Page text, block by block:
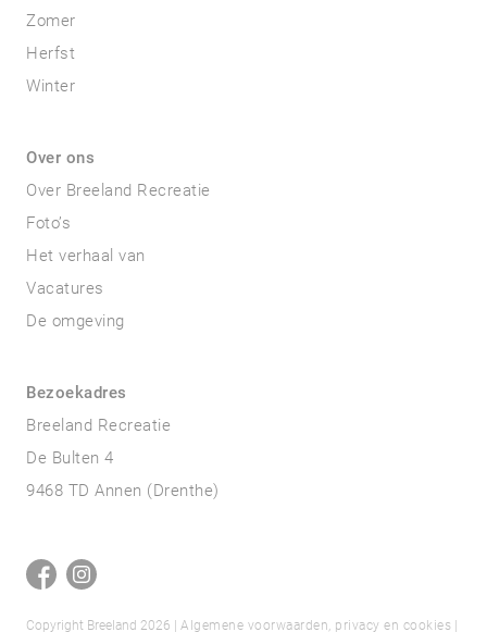
Zomer
Herfst
Winter
Over ons
Over Breeland Recreatie
Foto’s
Het verhaal van
Vacatures
De omgeving
Bezoekadres
Breeland Recreatie
De Bulten 4
9468 TD Annen (Drenthe)
Copyright Breeland 2026 | Algemene voorwaarden, privacy en cookies |